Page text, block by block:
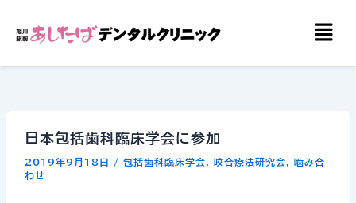
メ
ニ
日本包括歯科臨床学会に参加
2019年9月18日 / 包括歯科臨床学会, 咬合療法研究会,
噛み合
わせ